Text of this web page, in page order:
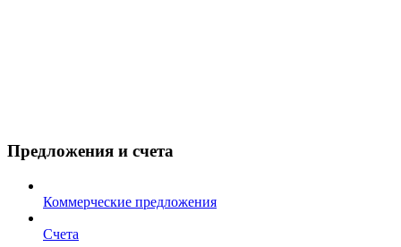
Предложения и счета
Коммерческие предложения
Счета